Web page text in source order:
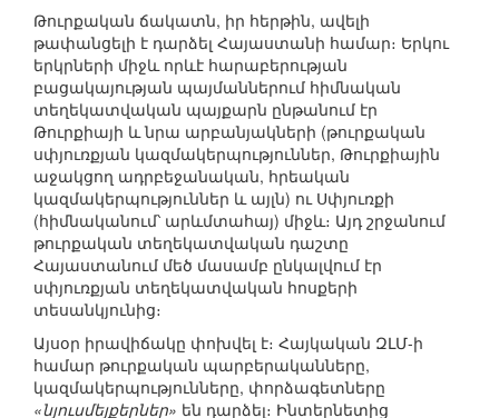
Թուրքական ճակատն, իր հերթին, ավելի
թափանցելի է դարձել Հայաստանի համար։ Երկու
երկրների միջև որևէ հարաբերության
բացակայության պայմաններում հիմնական
տեղեկատվական պայքարն ընթանում էր
Թուրքիայի և նրա արբանյակների (թուրքական
սփյուռքյան կազմակերպություններ, Թուրքիային
աջակցող ադրբեջանական, հրեական
կազմակերպություններ և այլն) ու Սփյուռքի
(հիմնականում՝ արևմտահայ) միջև։ Այդ շրջանում
թուրքական տեղեկատվական դաշտը
Հայաստանում մեծ մասամբ ընկալվում էր
սփյուռքյան տեղեկատվական հոսքերի
տեսանկյունից։
Այսօր իրավիճակը փոխվել է։ Հայկական ԶԼՄ-ի
համար թուրքական պարբերականները,
կազմակերպությունները, փորձագետները
«նյուսմեյքերներ» են դարձել։ Ինտերնետից